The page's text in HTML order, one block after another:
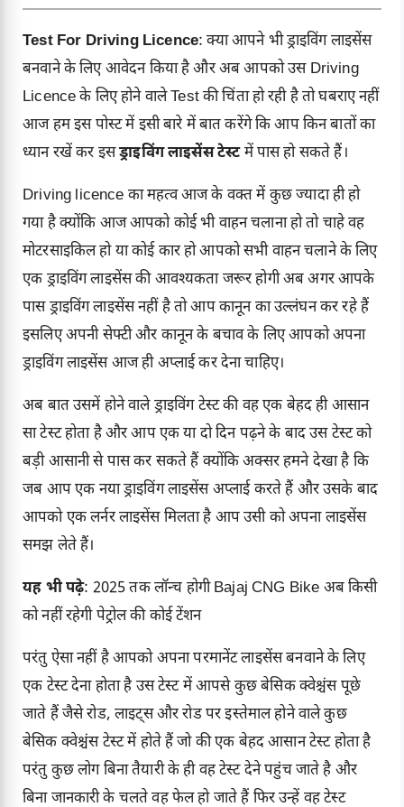
Test For Driving Licence: क्या आपने भी ड्राइविंग लाइसेंस
बनवाने के लिए आवेदन किया है और अब आपको उस Driving
Licence के लिए होने वाले Test की चिंता हो रही है तो घबराए नहीं
आज हम इस पोस्ट में इसी बारे में बात करेंगे कि आप किन बातों का
ध्यान रखें कर इसड्राइविंग लाइसेंस टेस्टमें पास हो सकते हैं।
Driving licence का महत्व आज के वक्त में कुछ ज्यादा ही हो
गया है क्योंकि आज आपको कोई भी वाहन चलाना हो तो चाहे वह
मोटरसाइकिल हो या कोई कार हो आपको सभी वाहन चलाने के लिए
एक ड्राइविंग लाइसेंस की आवश्यकता जरूर होगी अब अगर आपके
पास ड्राइविंग लाइसेंस नहीं है तो आप कानून का उल्लंघन कर रहे हैं
इसलिए अपनी सेफ्टी और कानून के बचाव के लिए आपको अपना
ड्राइविंग लाइसेंस आज ही अप्लाई कर देना चाहिए।
अब बात उसमें होने वाले ड्राइविंग टेस्ट की वह एक बेहद ही आसान
सा टेस्ट होता है और आप एक या दो दिन पढ़ने के बाद उस टेस्ट को
बड़ी आसानी से पास कर सकते हैं क्योंकि अक्सर हमने देखा है कि
जब आप एक नया ड्राइविंग लाइसेंस अप्लाई करते हैं और उसके बाद
आपको एक लर्नर लाइसेंस मिलता है आप उसी को अपना लाइसेंस
समझ लेते हैं।
यह भी पढ़े: 2025 तक लॉन्च होगी Bajaj CNG Bike अब किसी
को नहीं रहेगी पेट्रोल की कोई टेंशन
परंतु ऐसा नहीं है आपको अपना परमानेंट लाइसेंस बनवाने के लिए
एक टेस्ट देना होता है उस टेस्ट में आपसे कुछ बेसिक क्वेश्चंस पूछे
जाते हैं जैसे रोड, लाइट्स और रोड पर इस्तेमाल होने वाले कुछ
बेसिक क्वेश्चंस टेस्ट में होते हैं जो की एक बेहद आसान टेस्ट होता है
परंतु कुछ लोग बिना तैयारी के ही वह टेस्ट देने पहुंच जाते है और
बिना जानकारी के चलते वह फेल हो जाते हैं फिर उन्हें वह टेस्ट